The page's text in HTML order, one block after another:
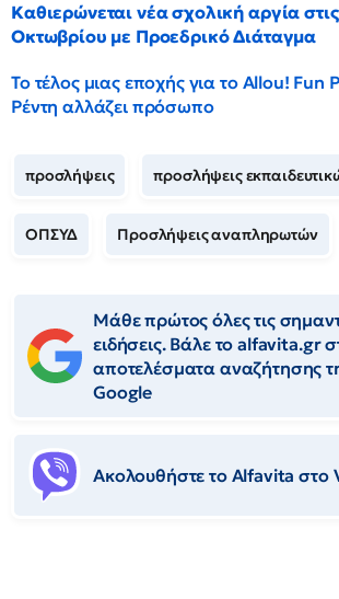
Καθιερώνεται νέα σχολική αργία
Οκτωβρίου με Προεδρικό Διάταγμα
Το τέλος μιας εποχής για το Allou! Fun
Ρέντη αλλάζει πρόσωπο
προσλήψεις προσλήψεις
ΟΠΣΥΔ Προσλήψεις αναπληρωτών
Μάθε πρώτος όλες τις
ειδήσεις. Βάλε το alfavita.gr
αποτελέσματα αναζήτησης
Google
Ακολουθήστε το Αlfavita στο